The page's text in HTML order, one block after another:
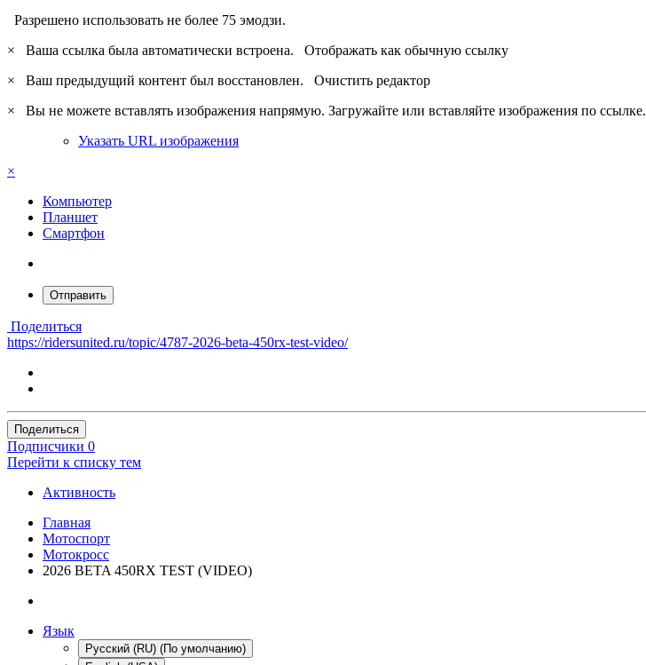
Разрешено использовать не более 75 эмодзи.
×
Ваша ссылка была автоматически встроена. Отображать как обычную ссылку
×
Ваш предыдущий контент был восстановлен. Очистить редактор
×
Вы не можете вставлять изображения напрямую. Загружайте или вставляйте изображения по ссылке.
Указать URL изображения
×
Компьютер
Планшет
Смартфон
Отправить
Поделиться
https://ridersunited.ru/topic/4787-2026-beta-450rx-test-video/
Поделиться
Подписчики 0
Перейти к списку тем
Активность
Главная
Мотоспорт
Мотокросс
2026 BETA 450RX TEST (VIDEO)
Язык
Русский (RU) (По умолчанию)